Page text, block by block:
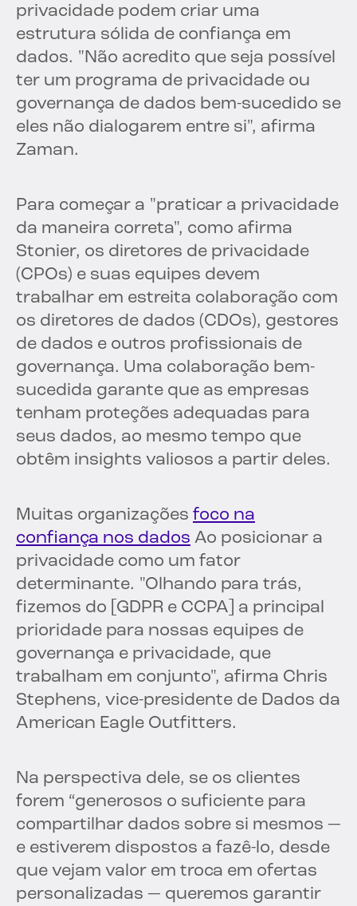
privacidade podem criar uma
estrutura sólida de confiança em
dados. "Não acredito que seja possível
ter um programa de privacidade ou
governança de dados bem-sucedido se
eles não dialogarem entre si", afirma
Zaman.
Para começar a "praticar a privacidade
da maneira correta", como afirma
Stonier, os diretores de privacidade
(CPOs) e suas equipes devem
trabalhar em estreita colaboração com
os diretores de dados (CDOs), gestores
de dados e outros profissionais de
governança. Uma colaboração bem-
sucedida garante que as empresas
tenham proteções adequadas para
seus dados, ao mesmo tempo que
obtêm insights valiosos a partir deles.
Muitas organizações foco na
confiança nos dados Ao posicionar a
privacidade como um fator
determinante. "Olhando para trás,
fizemos do [GDPR e CCPA] a principal
prioridade para nossas equipes de
governança e privacidade, que
trabalham em conjunto", afirma Chris
Stephens, vice-presidente de Dados da
American Eagle Outfitters.
Na perspectiva dele, se os clientes
forem “generosos o suficiente para
compartilhar dados sobre si mesmos —
e estiverem dispostos a fazê-lo, desde
que vejam valor em troca em ofertas
personalizadas — queremos garantir